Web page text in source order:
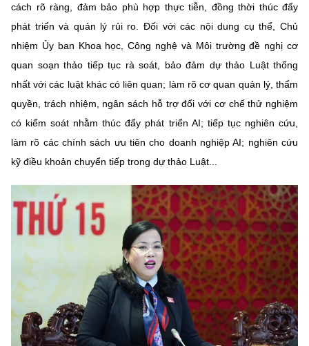
cách rõ ràng, đảm bảo phù hợp thực tiễn, đồng thời thúc đẩy
phát triển và quản lý rủi ro. Đối với các nội dung cụ thể, Chủ
nhiệm Ủy ban Khoa học, Công nghệ và Môi trường đề nghị cơ
quan soạn thảo tiếp tục rà soát, bảo đảm dự thảo Luật thống
nhất với các luật khác có liên quan; làm rõ cơ quan quản lý, thẩm
quyền, trách nhiệm, ngân sách hỗ trợ đối với cơ chế thử nghiệm
có kiểm soát nhằm thúc đẩy phát triển AI; tiếp tục nghiên cứu,
làm rõ các chính sách ưu tiên cho doanh nghiệp AI; nghiên cứu
kỹ điều khoản chuyển tiếp trong dự thảo Luật...